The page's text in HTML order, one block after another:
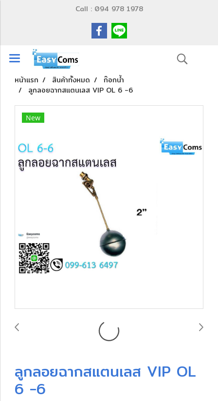
Call : 094 978 1978
หน้าแรก สินค้าทั้งหมด
ก๊อกน้ำ
ลูกลอยฉากสแตนเลส VIP OL 6 -6
New
ลูกลอยฉากสแตนเลส VIP OL
6 -6